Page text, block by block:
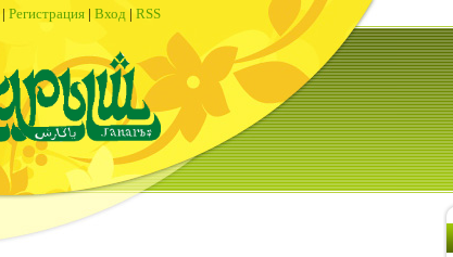
| Регистрация | Вход | RSS